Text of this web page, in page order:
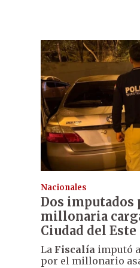
Nacionales
Dos imputados
millonaria
Ciudad del Este
La Fiscalía imputó
por el millonario